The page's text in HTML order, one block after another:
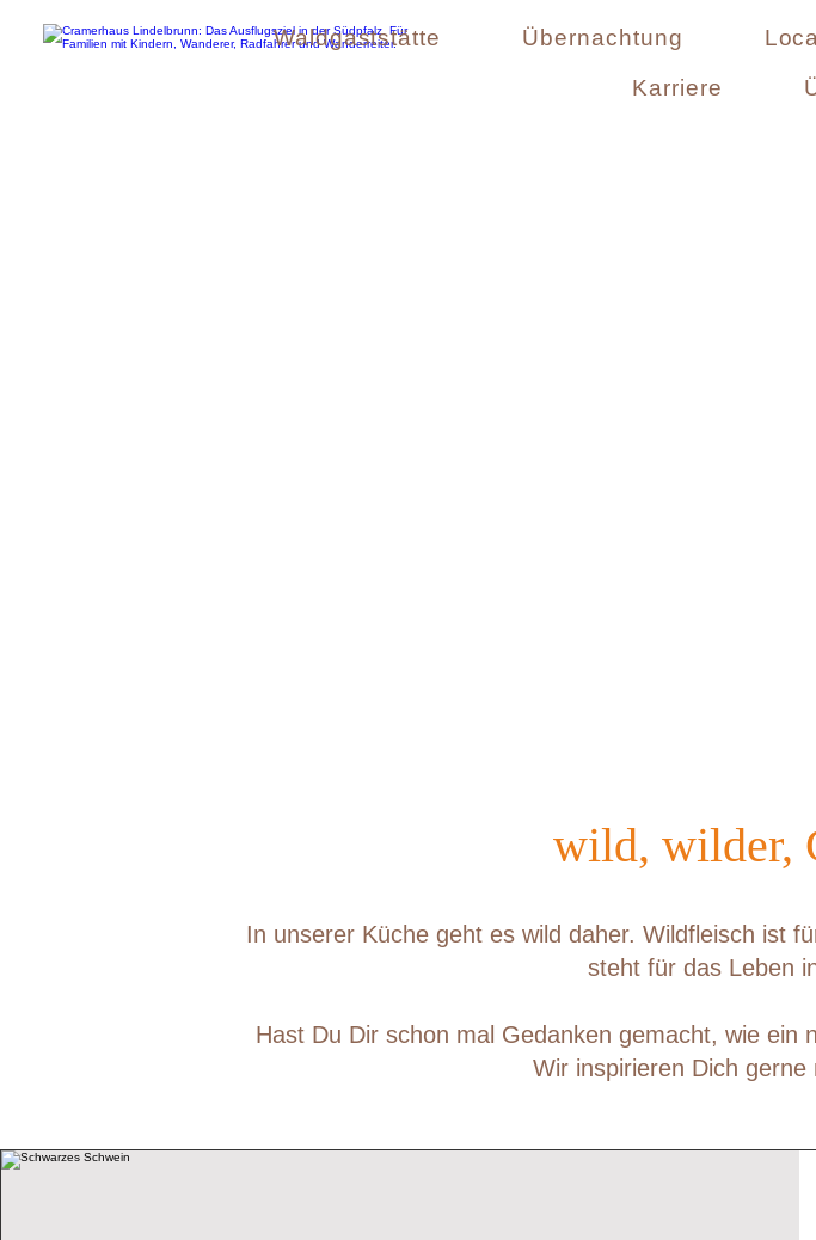
Waldgaststätte Übernachtung
Karriere
wild, wilder,
In unserer Küche geht es wild daher. Wildfleisch ist
steht für das Leben
Hast Du Dir schon mal Gedanken gemacht, wie ein
Wir inspirieren Dich